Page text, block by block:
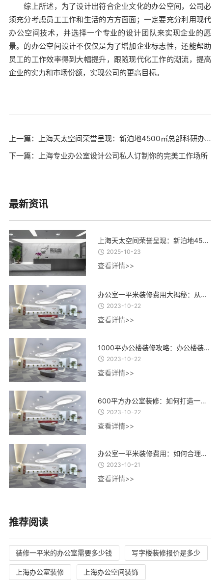
综上所述，为了设计出符合企业文化的办公空间，公司必
须充分考虑员工工作和生活的方方面面；一定要充分利用现代
办公空间技术，并选择一个专业的设计团队来实现企业的愿
景。的办公空间设计不仅仅是为了增加企业标志性，还能帮助
员工的工作效率得到大幅提升，跟随现代化工作的潮流，提高
企业的实力和市场份额，实现公司的更高目标。
上一篇：上海天太空间荣誉呈现：新泊地4500㎡总部科研办公一体化空间圆满交付
下一篇：上海专业办公室设计公司私人订制你的完美工作场所
最新资讯
上海天太空间荣誉呈现：新泊地4500㎡总部科研办公一体化空间圆满交付
2025-10-23
查看详情>>
办公室一平米装修费用大揭秘：从设计到材料，了解每一项费用的合理估算
2023-10-22
查看详情>>
1000平办公楼装修攻略：办公楼装修设计、材料选择与施工流程全指南
2023-10-22
查看详情>>
600平方办公室装修：如何打造一个高效、舒适、创意的办公环境？
2023-10-22
查看详情>>
办公室一平米装修费用：如何合理控制装修成本，实现精致办公空间的经济建设
2023-10-21
查看详情>>
推荐阅读
装修一平米的办公室需要多少钱 写字楼装修报价是多少
上海办公室装修 上海办公空间装饰